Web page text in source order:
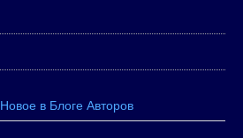
Новое в Блоге Авторов